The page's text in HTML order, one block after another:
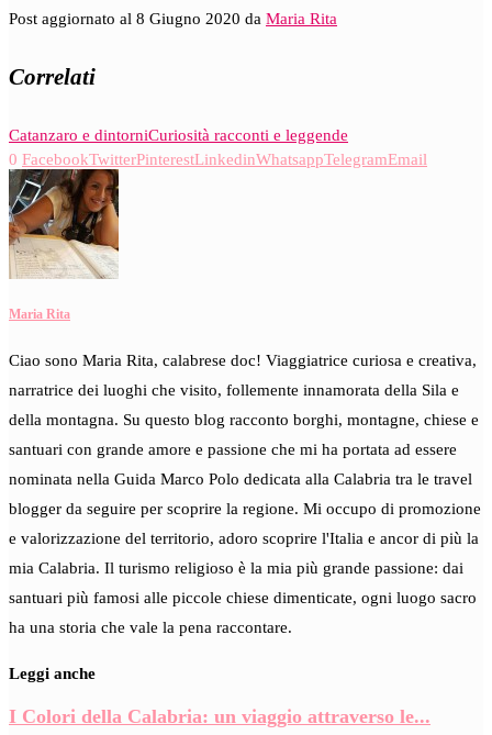
Post aggiornato al 8 Giugno 2020 da Maria Rita
Correlati
Catanzaro e dintorniCuriosità racconti e leggende
0 FacebookTwitterPinterestLinkedinWhatsappTelegramEmail
Maria Rita
Ciao sono Maria Rita, calabrese doc! Viaggiatrice curiosa e creativa,
narratrice dei luoghi che visito, follemente innamorata della Sila e
della montagna. Su questo blog racconto borghi, montagne, chiese e
santuari con grande amore e passione che mi ha portata ad essere
nominata nella Guida Marco Polo dedicata alla Calabria tra le travel
blogger da seguire per scoprire la regione. Mi occupo di promozione
e valorizzazione del territorio, adoro scoprire l'Italia e ancor di più la
mia Calabria. Il turismo religioso è la mia più grande passione: dai
santuari più famosi alle piccole chiese dimenticate, ogni luogo sacro
ha una storia che vale la pena raccontare.
Leggi anche
I Colori della Calabria: un viaggio attraverso le...